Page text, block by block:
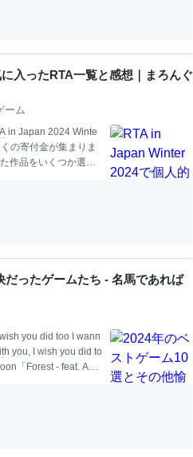
入ったRTA一覧と感想｜まろんぐ
ーム
in Japan 2024 Winte
の寄付金が集まりま
作品をいくつか選出
い身体を動かしたく
ったゲームたち - 名馬であれば
you did too I wann
ith you, I wish you did to
「Forest - feat. ACE
3.『INDIKA』（Odd
／Neowiz） 5.『T